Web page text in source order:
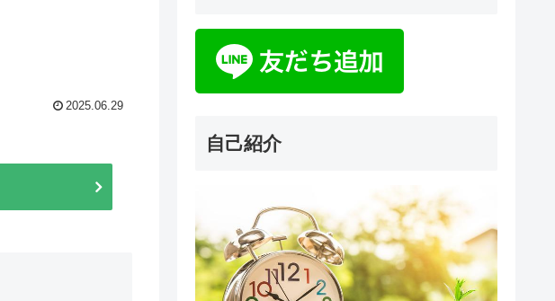
2025.06.29
自己紹介